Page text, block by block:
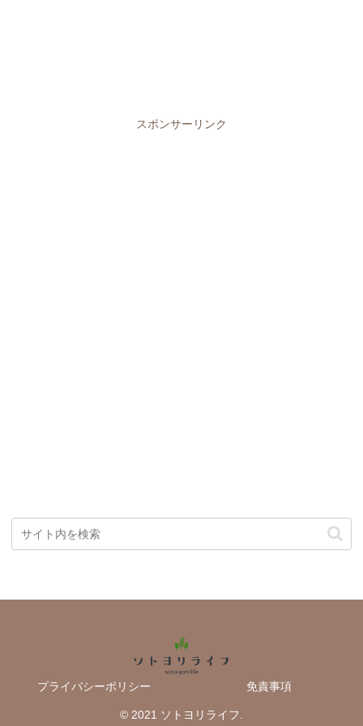
スポンサーリンク
プライバシーポリシー 免責事項
© 2021 ソトヨリライフ.